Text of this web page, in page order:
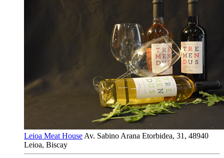
Leioa Meat House Av. Sabino Arana Etorbidea, 31, 48940
Leioa, Biscay